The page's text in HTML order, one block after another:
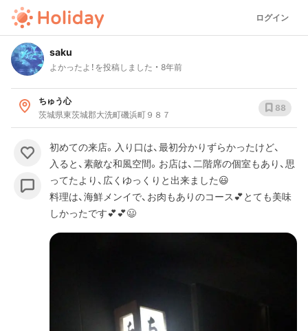
ログイン
saku
よかったよ！を投稿しました 8年前
ちゅう心
茨城県東茨城郡大洗町磯浜町９８７
88
初めての来店。入り口は、最初分かりずらかったけど、
入ると、素敵な和風空間。お店は、二階席の個室もあり、思
ってたより、広くゆっくりと出来ました😃
料理は、海鮮メンイで、お肉もありのコース💕とても美味
しかったです💕💕😃